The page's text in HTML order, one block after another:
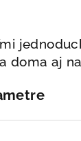
doma aj